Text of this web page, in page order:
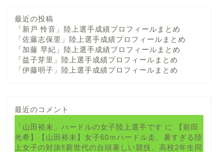
最近の投稿
「新戸 怜音」陸上選手成績プロフィールまとめ
「佐藤志保里」陸上選手成績プロフィールまとめ
「加藤 早紀」陸上選手成績プロフィールまとめ
「益子芽里」陸上選手成績プロフィールまとめ
「伊藤明子」陸上選手成績プロフィールまとめ
最近のコメント
「山田裕未」ハードルの女子陸上選手です に
【前田
光希】【山田裕未】女子60ｍハードル走、暑すぎる陸
上女子の対決‼新世代の台頭著しい競技、高校2年生同